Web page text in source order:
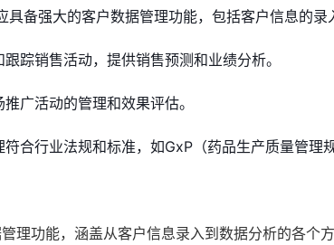
具备强大的客户数据管理功能，包括客户信息的录
踪销售活动，提供销售预测和业绩分析。
广活动的管理和效果评估。
符合行业法规和标准，如GxP（药品生产质量管理规
理功能，涵盖从客户信息录入到数据分析的各个